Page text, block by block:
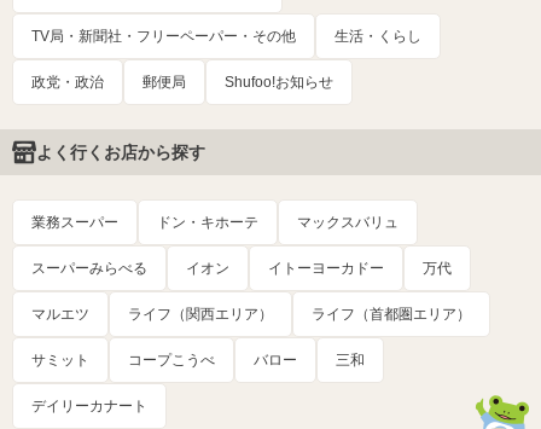
TV局・新聞社・フリーペーパー・その他 生活・くらし
政党・政治 郵便局 Shufoo!お知らせ
よく行くお店から探す
業務スーパー ドン・キホーテ マックスバリュ
スーパーみらべる イオン イトーヨーカドー 万代
マルエツ ライフ（関西エリア） ライフ（首都圏エリア）
サミット コープこうべ バロー 三和
デイリーカナート